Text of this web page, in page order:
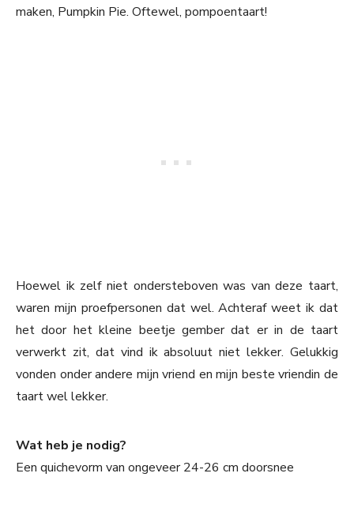
maken, Pumpkin Pie. Oftewel, pompoentaart!
Hoewel ik zelf niet ondersteboven was van deze taart,
waren mijn proefpersonen dat wel. Achteraf weet ik dat
het door het kleine beetje gember dat er in de taart
verwerkt zit, dat vind ik absoluut niet lekker. Gelukkig
vonden onder andere mijn vriend en mijn beste vriendin de
taart wel lekker.
Wat heb je nodig?
Een quichevorm van ongeveer 24-26 cm doorsnee